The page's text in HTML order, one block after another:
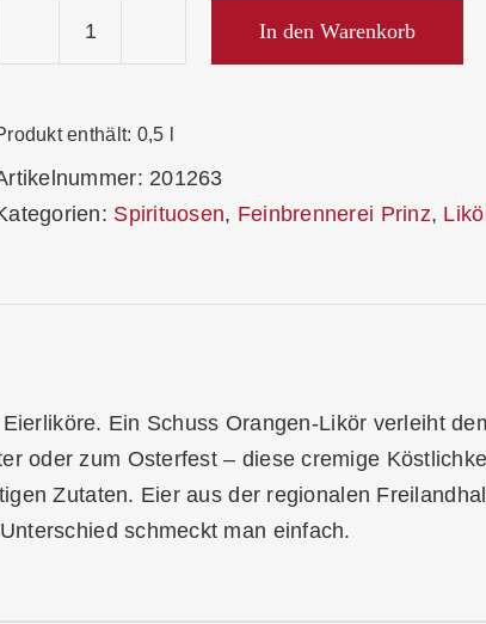
15%
Menge
In den Warenkorb
enthält: 0,5 l
201263
Spirituosen, Feinbrennerei Prinz,
Ein Schuss Orangen-Likör verleiht
oder zum Osterfest – diese cremige
Zutaten. Eier aus der regionalen
schmeckt man einfach.